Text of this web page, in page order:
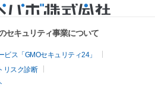
セキュリティ事業について
ス「GMOセキュリティ24」
リスク診断